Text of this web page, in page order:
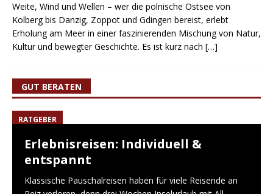
Weite, Wind und Wellen – wer die polnische Ostsee von
Kolberg bis Danzig, Zoppot und Gdingen bereist, erlebt
Erholung am Meer in einer faszinierenden Mischung von Natur,
Kultur und bewegter Geschichte. Es ist kurz nach […]
GUT BERATEN
RATGEBER
Erlebnisreisen: Individuell &
entspannt
Klassische Pauschalreisen haben für viele Reisende an